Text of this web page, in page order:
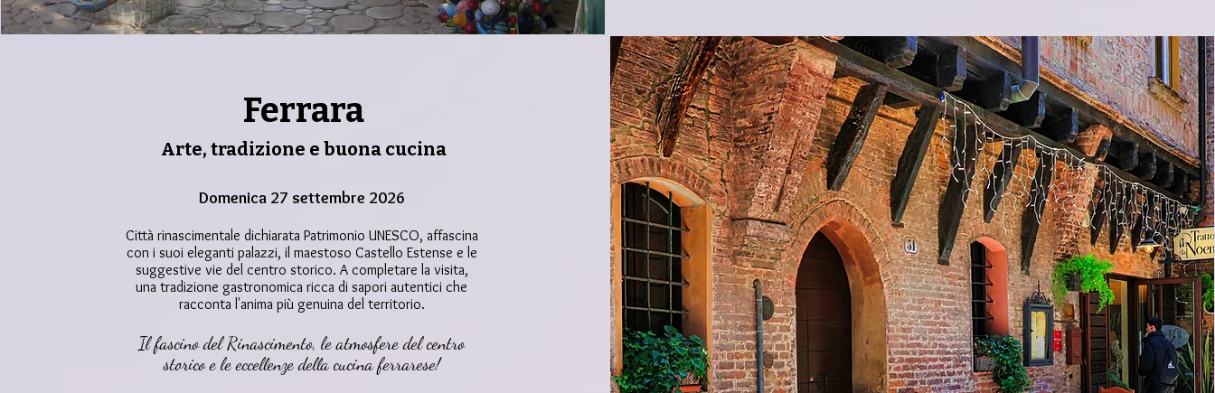
Assicurazione sanitaria
Assistenza di personale durante il tour
Ferrara
Arte, tradizione e buona cucina
Domenica 27 settembre 2026
Città rinascimentale dichiarata Patrimonio UNESCO, affascina
con i suoi eleganti palazzi, il maestoso Castello Estense e le
suggestive vie del centro storico. A completare la visita,
una tradizione gastronomica ricca di sapori autentici che
racconta l'anima più genuina del territorio.
Il fascino del Rinascimento, le atmosfere del centro
storico e le eccellenze della cucina ferrarese!